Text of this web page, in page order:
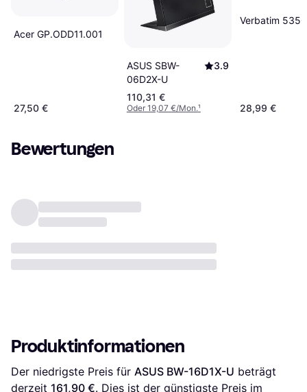
Acer GP.ODD11.001
27,50 €
ASUS SBW-
06D2X-U
3.9
110,31 €
Oder 19,07 €/Mon.¹
Verbatim
28,99 €
Bewertungen
Produktinformationen
Der niedrigste Preis für ASUS BW-16D1X-U beträgt
derzeit 161,90 €. Dies ist der günstigste Preis im